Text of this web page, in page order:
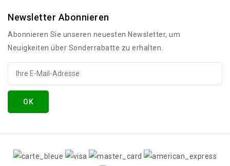
Newsletter Abonnieren
Abonnieren Sie unseren neuesten Newsletter, um
Neuigkeiten über Sonderrabatte zu erhalten.